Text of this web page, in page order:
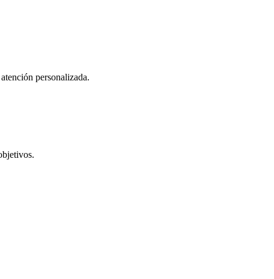
personalizada.